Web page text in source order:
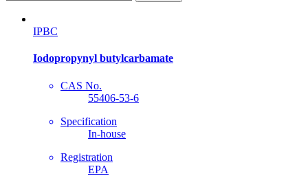
IPBC
Iodopropynyl butylcarbamate
CAS No.
55406-53-6
Specification
In-house
Registration
EPA